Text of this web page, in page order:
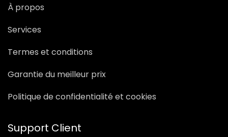
À propos
Services
Termes et conditions
Garantie du meilleur prix
Politique de confidentialité et cookies
Support Client